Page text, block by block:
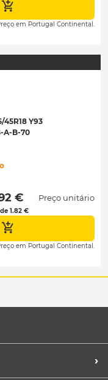
em Portugal Continental.
45R18 Y93
A-B-70
€
1.82 €
Preço unitário
em Portugal Continental.
›